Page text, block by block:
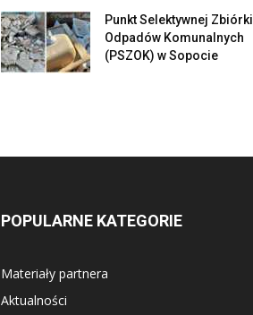
Punkt Selektywnej Zbiórki
Odpadów Komunalnych
(PSZOK) w Sopocie
POPULARNE KATEGORIE
Materiały partnera
Aktualności